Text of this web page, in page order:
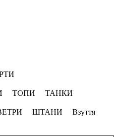
ВСЕ
ТОПИ ТАНКИ
ШТАНИ Взуття